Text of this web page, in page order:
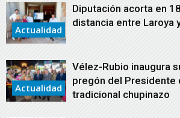
Actualidad
Diputación acorta en
distancia entre Laroya
Actualidad
Vélez-Rubio inaugura
pregón del Presidente
tradicional chupinazo